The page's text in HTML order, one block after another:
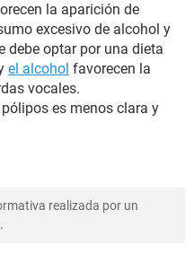
la aparición de
excesivo de alcohol y
debe optar por una dieta
el alcohol favorecen la
vocales.
es menos clara y
realizada por un